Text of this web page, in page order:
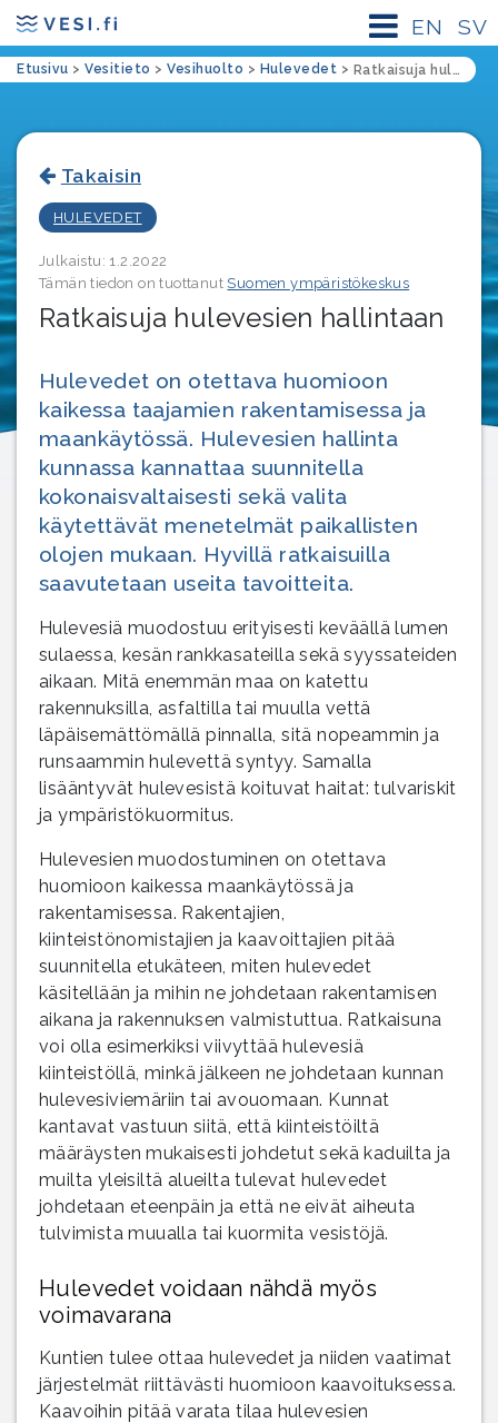
SV
EN
Etusivu > Vesitieto > Vesihuolto > Hulevedet > Ratkaisuja hulevesien hallintaan
Takaisin
HULEVEDET
Julkaistu: 1.2.2022
Tämän tiedon on tuottanut Suomen ympäristökeskus
Ratkaisuja hulevesien hallintaan
Hulevedet on otettava huomioon
kaikessa taajamien rakentamisessa ja
maankäytössä. Hulevesien hallinta
kunnassa kannattaa suunnitella
kokonaisvaltaisesti sekä valita
käytettävät menetelmät paikallisten
olojen mukaan. Hyvillä ratkaisuilla
saavutetaan useita tavoitteita.
Hulevesiä muodostuu erityisesti keväällä lumen
sulaessa, kesän rankkasateilla sekä syyssateiden
aikaan. Mitä enemmän maa on katettu
rakennuksilla, asfaltilla tai muulla vettä
läpäisemättömällä pinnalla, sitä nopeammin ja
runsaammin hulevettä syntyy. Samalla
lisääntyvät hulevesistä koituvat haitat: tulvariskit
ja ympäristökuormitus.
Hulevesien muodostuminen on otettava
huomioon kaikessa maankäytössä ja
rakentamisessa. Rakentajien,
kiinteistönomistajien ja kaavoittajien pitää
suunnitella etukäteen, miten hulevedet
käsitellään ja mihin ne johdetaan rakentamisen
aikana ja rakennuksen valmistuttua. Ratkaisuna
voi olla esimerkiksi viivyttää hulevesiä
kiinteistöllä, minkä jälkeen ne johdetaan kunnan
hulevesiviemäriin tai avouomaan. Kunnat
kantavat vastuun siitä, että kiinteistöiltä
määräysten mukaisesti johdetut sekä kaduilta ja
muilta yleisiltä alueilta tulevat hulevedet
johdetaan eteenpäin ja että ne eivät aiheuta
tulvimista muualla tai kuormita vesistöjä.
Hulevedet voidaan nähdä myös
voimavarana
Kuntien tulee ottaa hulevedet ja niiden vaatimat
järjestelmät riittävästi huomioon kaavoituksessa.
Kaavoihin pitää varata tilaa hulevesien